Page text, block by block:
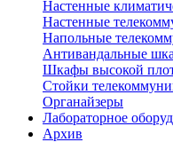
Настенные
Настенные
Напольные
Антивандальные
Шкафы высокой
Стойки
Органайзеры
Лабораторное
Архив